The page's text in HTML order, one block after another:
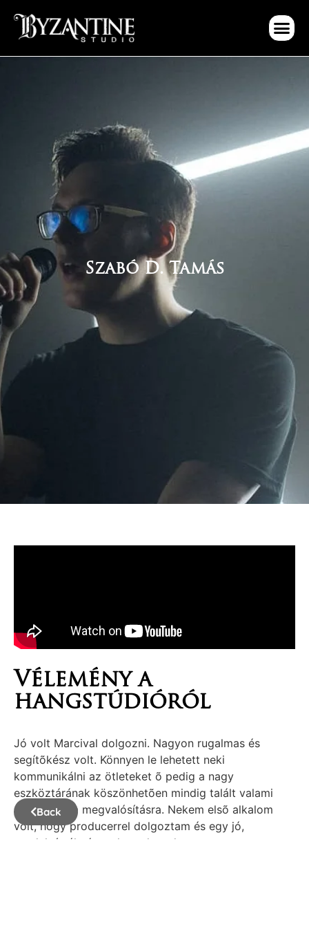
Szabó D. Tamás
Back
Vélemény a
hangstúdióról
Jó volt Marcival dolgozni. Nagyon rugalmas és
segítõkész volt. Könnyen le lehetett neki
kommunikálni az ötleteket õ pedig a nagy
eszköztárának köszönhetõen mindig talált valami
megoldást a megvalósításra. Nekem elsõ alkalom
volt, hogy producerrel dolgoztam és egy jó,
produktív élménnyel gazdagodtam.